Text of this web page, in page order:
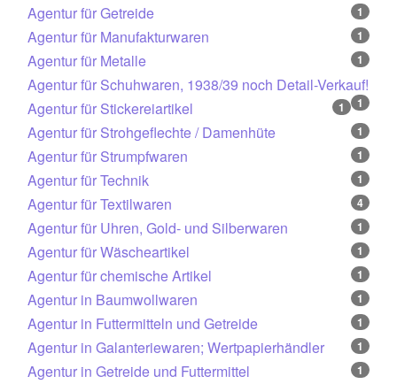
Agentur für Getreide 1
Agentur für Manufakturwaren 1
Agentur für Metalle 1
Agentur für Schuhwaren, 1938/39 noch Detail-Verkauf!
1
Agentur für Stickereiartikel 1
Agentur für Strohgeflechte / Damenhüte 1
Agentur für Strumpfwaren 1
Agentur für Technik 1
Agentur für Textilwaren 4
Agentur für Uhren, Gold- und Silberwaren 1
Agentur für Wäscheartikel 1
Agentur für chemische Artikel 1
Agentur in Baumwollwaren 1
Agentur in Futtermitteln und Getreide 1
Agentur in Galanteriewaren; Wertpapierhändler 1
Agentur in Getreide und Futtermittel 1